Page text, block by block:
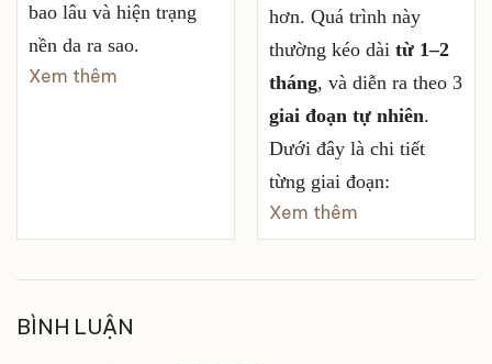
bao lâu và hiện trạng
nền da ra sao.
Xem thêm
hơn. Quá trình này
thường kéo dài từ 1–2
tháng, và diễn ra theo 3
giai đoạn tự nhiên.
Dưới đây là chi tiết
từng giai đoạn:
Xem thêm
BÌNH LUẬN